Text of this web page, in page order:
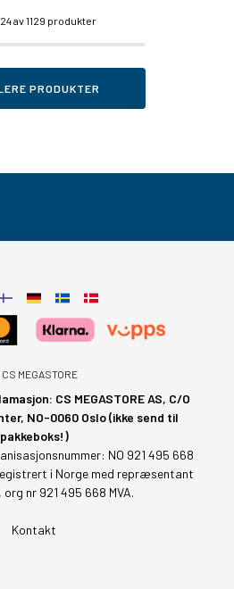
24av 1129 produkter
PRODUKTER
MEGASTORE
CS MEGASTORE AS, C/O
NO-0060 Oslo (ikke send til
pakkeboks!)
NO 921 495 668
registrert i Norge med repræsentant
org nr 921 495 668 MVA.
Kontakt